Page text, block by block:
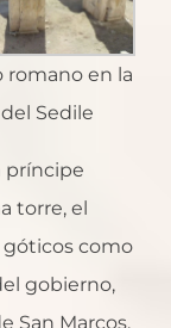
romano en la
Sedile
príncipe
torre, el
como
gobierno,
San Marcos,